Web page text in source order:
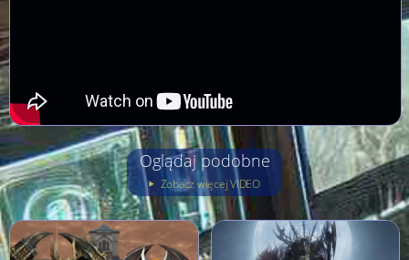
Oglądaj podobne
Zobacz więcej VIDEO